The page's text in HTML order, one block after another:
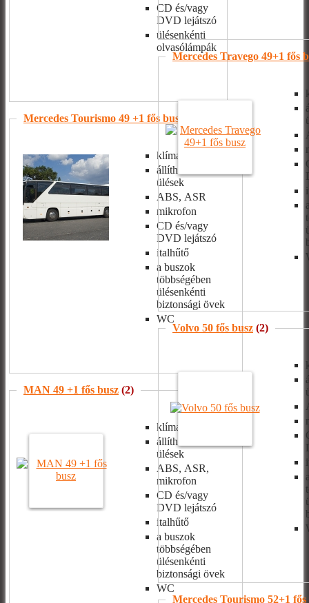
CD és/vagy
DVD lejátszó
ülésenkénti
olvasólámpák
Mercedes Tourismo 49 +1 fős busz
klíma
állítható/dönthető
ülések
ABS, ASR
mikrofon
CD és/vagy
DVD lejátszó
italhűtő
a buszok
többségében
ülésenkénti
biztonsági övek
WC
MAN 49 +1 fős busz (2)
klíma
állítható/dönthető
ülések
ABS, ASR,
mikrofon
CD és/vagy
DVD lejátszó
italhűtő
a buszok
többségében
ülésenkénti
biztonsági övek
WC
Mercedes Travego 49+1 fős
Volvo 50 fős busz (2)
Mercedes Tourismo 52+1